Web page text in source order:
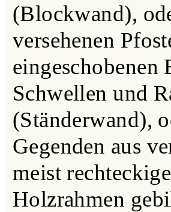
(Blockwand),
versehenen
eingeschobenen
Schwellen und
(Ständerwand),
Gegenden aus
meist
Holzrahmen